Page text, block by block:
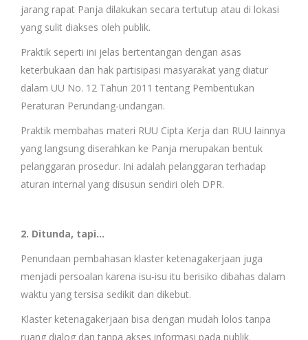
jarang rapat Panja dilakukan secara tertutup atau di lokasi
yang sulit diakses oleh publik.
Praktik seperti ini jelas bertentangan dengan asas
keterbukaan dan hak partisipasi masyarakat yang diatur
dalam UU No. 12 Tahun 2011 tentang Pembentukan
Peraturan Perundang-undangan.
Praktik membahas materi RUU Cipta Kerja dan RUU lainnya
yang langsung diserahkan ke Panja merupakan bentuk
pelanggaran prosedur. Ini adalah pelanggaran terhadap
aturan internal yang disusun sendiri oleh DPR.
2. Ditunda, tapi…
Penundaan pembahasan klaster ketenagakerjaan juga
menjadi persoalan karena isu-isu itu berisiko dibahas dalam
waktu yang tersisa sedikit dan dikebut.
Klaster ketenagakerjaan bisa dengan mudah lolos tanpa
ruang dialog dan tanpa akses informasi pada publik.